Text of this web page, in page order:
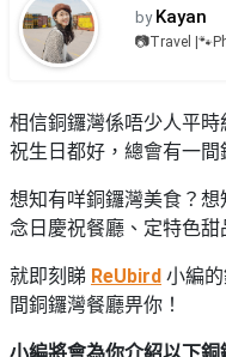
Party
到
會
美
食
特
色
活
類
型
搞
朋
活
攻
略
區
好
去
#Party
Room
#
影
好
去
by Kayan
📷Travel
相信銅鑼灣係唔少人平
祝生日都好，總會有一間
想知有咩銅鑼灣美食？
念日慶祝餐廳、定特色甜
就即刻睇 ReUbird 小編
間銅鑼灣餐廳畀你！